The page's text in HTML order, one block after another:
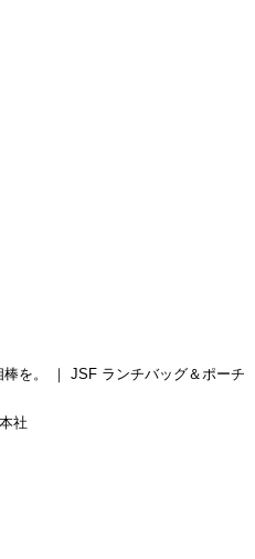
を。 ｜ JSF ランチバッグ＆ポーチ
社